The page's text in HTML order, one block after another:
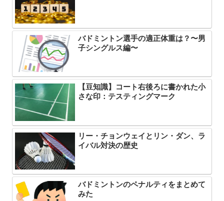
バドミントン選手の適正体重は？〜男
子シングルス編〜
【豆知識】コート右後ろに書かれた小
さな印：テスティングマーク
リー・チョンウェイとリン・ダン、ラ
イバル対決の歴史
バドミントンのペナルティをまとめて
みた